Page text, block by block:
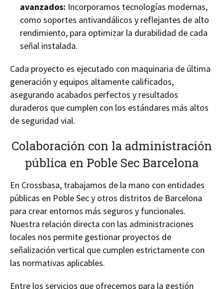
avanzados: Incorporamos tecnologías modernas,
como soportes antivandálicos y reflejantes de alto
rendimiento, para optimizar la durabilidad de cada
señal instalada.
Cada proyecto es ejecutado con maquinaria de última
generación y equipos altamente calificados,
asegurando acabados perfectos y resultados
duraderos que cumplen con los estándares más altos
de seguridad vial.
Colaboración con la administración
pública en Poble Sec Barcelona
En Crossbasa, trabajamos de la mano con entidades
públicas en Poble Sec y otros distritos de Barcelona
para crear entornos más seguros y funcionales.
Nuestra relación directa con las administraciones
locales nos permite gestionar proyectos de
señalización vertical que cumplen estrictamente con
las normativas aplicables.
Entre los servicios que ofrecemos para la gestión